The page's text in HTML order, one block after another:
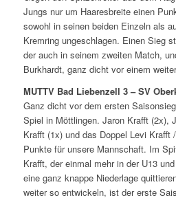
Jungs nur um Haaresbreite einen
sowohl in seinen beiden Einzeln als
Kremring ungeschlagen. Einen Sieg
der auch in seinem zweiten Match,
Burkhardt, ganz dicht vor einem
MUTTV Bad Liebenzell 3 – SV
Ganz dicht vor dem ersten
Spiel in Möttlingen. Jaron Krafft (2x),
Krafft (1x) und das Doppel Levi Krafft
Punkte für unsere Mannschaft. Im
Krafft, der einmal mehr in der U13
eine ganz knappe Niederlage
weiter so entwickeln, ist der erste